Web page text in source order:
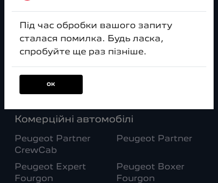
Peugeot 408 Peugeot 2008
Peugeot 3008 Peugeot e-3008
Peugeot 5008
LANDTREK
Комерційні автомобілі
Peugeot Partner
CrewCab
Peugeot Partner
Peugeot Expert
Fourgon
Peugeot Boxer
Fourgon
Під час обробки вашого запиту
сталася помилка. Будь ласка,
спробуйте ще раз пізніше.
ОК